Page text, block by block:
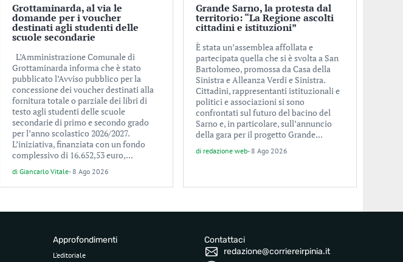
Grottaminarda, al via le
domande per i voucher
destinati agli studenti delle
scuole secondarie
L’Amministrazione Comunale di
Grottaminarda informa che è stato
pubblicato l’Avviso pubblico per la
concessione dei voucher destinati alla
fornitura totale o parziale dei libri di
testo agli studenti delle scuole
secondarie di primo e secondo grado
per l’anno scolastico 2026/2027.
L’iniziativa, finanziata con un fondo
complessivo di 16.652,53 euro,...
di Giancarlo Vitale- 8 Ago 2026
Grande Sarno, la protesta dal
territorio: “La Regione ascolti
cittadini e istituzioni”
È stata un’assemblea affollata e
partecipata quella che si è svolta a San
Bartolomeo, promossa da Casa della
Sinistra e Alleanza Verdi e Sinistra.
Cittadini, rappresentanti istituzionali e
politici e associazioni si sono
confrontati sul futuro del bacino del
Sarno e, in particolare, sull’annuncio
della gara per il progetto Grande...
di redazione web- 8 Ago 2026
Approfondimenti
L’editoriale
Contattaci
redazione@corriereirpinia.it